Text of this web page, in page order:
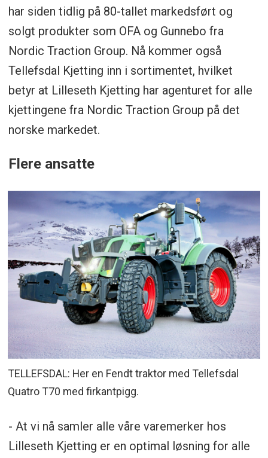
har siden tidlig på 80-tallet markedsført og
solgt produkter som OFA og Gunnebo fra
Nordic Traction Group. Nå kommer også
Tellefsdal Kjetting inn i sortimentet, hvilket
betyr at Lilleseth Kjetting har agenturet for alle
kjettingene fra Nordic Traction Group på det
norske markedet.
Flere ansatte
TELLEFSDAL: Her en Fendt traktor med Tellefsdal
Quatro T70 med firkantpigg.
- At vi nå samler alle våre varemerker hos
Lilleseth Kjetting er en optimal løsning for alle